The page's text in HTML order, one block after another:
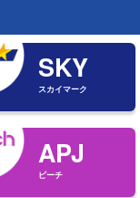
SKY
スカイマーク
APJ
ピーチ